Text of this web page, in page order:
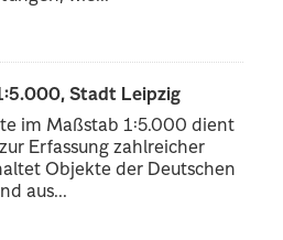
Stadt Leipzig
im Maßstab 1:5.000 dient
Erfassung zahlreicher
Objekte der Deutschen
aus...